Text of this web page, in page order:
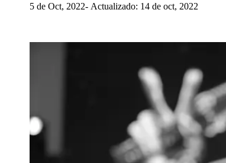
5 de Oct, 2022 Actualizado: 14 de oct, 2022